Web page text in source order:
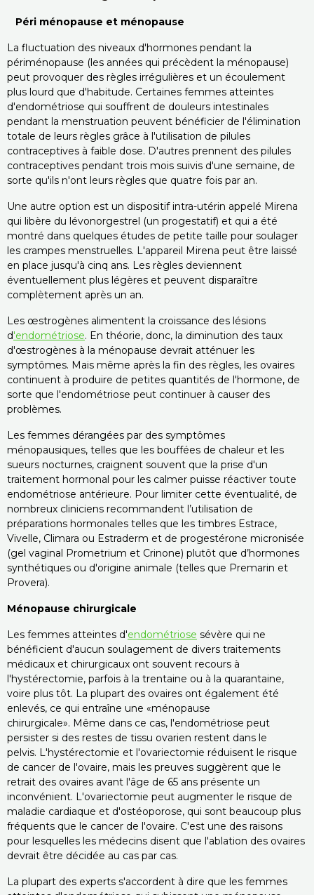
Péri ménopause et ménopause
La fluctuation des niveaux d'hormones pendant la
périménopause (les années qui précèdent la ménopause)
peut provoquer des règles irrégulières et un écoulement
plus lourd que d'habitude. Certaines femmes atteintes
d'endométriose qui souffrent de douleurs intestinales
pendant la menstruation peuvent bénéficier de l'élimination
totale de leurs règles grâce à l'utilisation de pilules
contraceptives à faible dose. D'autres prennent des pilules
contraceptives pendant trois mois suivis d'une semaine, de
sorte qu'ils n'ont leurs règles que quatre fois par an.
Une autre option est un dispositif intra-utérin appelé Mirena
qui libère du lévonorgestrel (un progestatif) et qui a été
montré dans quelques études de petite taille pour soulager
les crampes menstruelles. L'appareil Mirena peut être laissé
en place jusqu'à cinq ans. Les règles deviennent
éventuellement plus légères et peuvent disparaître
complètement après un an.
Les œstrogènes alimentent la croissance des lésions
d'endométriose. En théorie, donc, la diminution des taux
d'œstrogènes à la ménopause devrait atténuer les
symptômes. Mais même après la fin des règles, les ovaires
continuent à produire de petites quantités de l'hormone, de
sorte que l'endométriose peut continuer à causer des
problèmes.
Les femmes dérangées par des symptômes
ménopausiques, telles que les bouffées de chaleur et les
sueurs nocturnes, craignent souvent que la prise d'un
traitement hormonal pour les calmer puisse réactiver toute
endométriose antérieure. Pour limiter cette éventualité, de
nombreux cliniciens recommandent l’utilisation de
préparations hormonales telles que les timbres Estrace,
Vivelle, Climara ou Estraderm et de progestérone micronisée
(gel vaginal Prometrium et Crinone) plutôt que d’hormones
synthétiques ou d'origine animale (telles que Premarin et
Provera).
Ménopause chirurgicale
Les femmes atteintes d'endométriose sévère qui ne
bénéficient d'aucun soulagement de divers traitements
médicaux et chirurgicaux ont souvent recours à
l'hystérectomie, parfois à la trentaine ou à la quarantaine,
voire plus tôt. La plupart des ovaires ont également été
enlevés, ce qui entraîne une «ménopause
chirurgicale». Même dans ce cas, l'endométriose peut
persister si des restes de tissu ovarien restent dans le
pelvis. L'hystérectomie et l'ovariectomie réduisent le risque
de cancer de l'ovaire, mais les preuves suggèrent que le
retrait des ovaires avant l'âge de 65 ans présente un
inconvénient. L'ovariectomie peut augmenter le risque de
maladie cardiaque et d'ostéoporose, qui sont beaucoup plus
fréquents que le cancer de l'ovaire. C'est une des raisons
pour lesquelles les médecins disent que l'ablation des ovaires
devrait être décidée au cas par cas.
La plupart des experts s'accordent à dire que les femmes